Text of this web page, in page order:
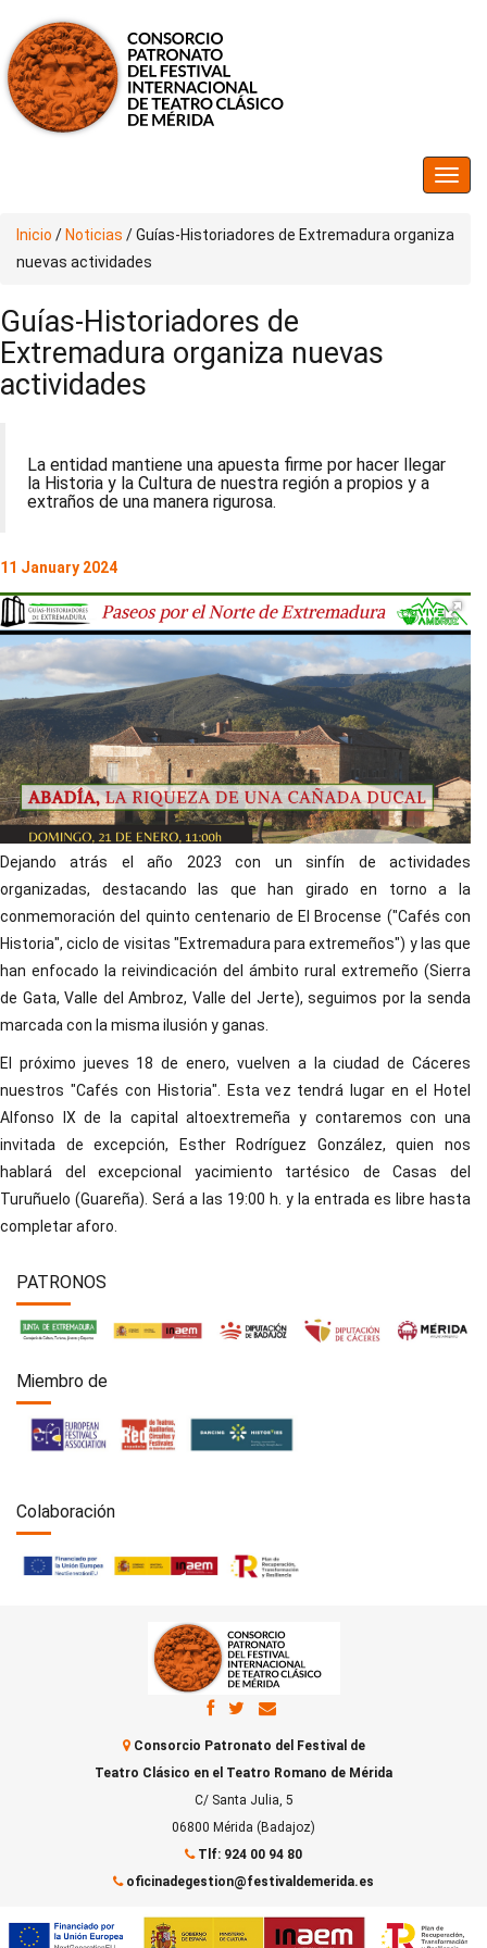
Inicio / Noticias /Guías-Historiadores de Extremadura organiza
nuevas actividades
Guías-Historiadores de
Extremadura organiza nuevas
actividades
La entidad mantiene una apuesta firme por hacer llegar
la Historia y la Cultura de nuestra región a propios y a
extraños de una manera rigurosa.
11 January 2024
Dejando atrás el año 2023 con un sinfín de actividades
organizadas, destacando las que han girado en torno a la
conmemoración del quinto centenario de El Brocense ("Cafés con
Historia", ciclo de visitas "Extremadura para extremeños") y las que
han enfocado la reivindicación del ámbito rural extremeño (Sierra
de Gata, Valle del Ambroz, Valle del Jerte), seguimos por la senda
marcada con la misma ilusión y ganas.
El próximo jueves 18 de enero, vuelven a la ciudad de Cáceres
nuestros "Cafés con Historia". Esta vez tendrá lugar en el Hotel
Alfonso IX de la capital altoextremeña y contaremos con una
invitada de excepción, Esther Rodríguez González, quien nos
hablará del excepcional yacimiento tartésico de Casas del
Turuñuelo (Guareña). Será a las 19:00 h. y la entrada es libre hasta
completar aforo.
PATRONOS
Miembro de
Colaboración
Consorcio Patronato del Festival de
Teatro Clásico en el Teatro Romano de Mérida
C/ Santa Julia, 5
06800 Mérida (Badajoz)
Tlf: 924 00 94 80
oficinadegestion@festivaldemerida.es